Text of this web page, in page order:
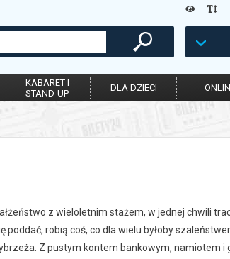
KABARET I
STAND-UP
DLA DZIECI
z wieloletnim stażem, w jednej chwili
robią coś, co dla wielu byłoby
Z pustym kontem bankowym, namiotem